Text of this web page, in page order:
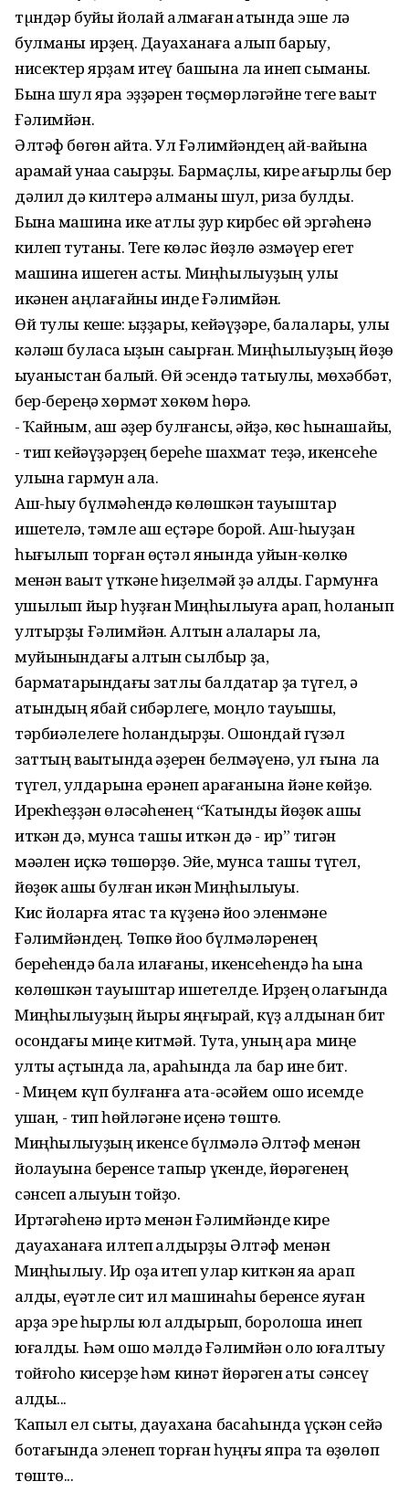
тµндәр буйы йоҡлай алмаған ҡатында эше лә
булманы ирҙең. Дауаханаға алып барыу,
нисектер ярҙам итеү башына ла инеп сыҡманы.
Бына шул яра эҙҙәрен төҫмөрләгәйне теге ваҡыт
Ғәлимйән.
Әлтәф бөгөн ҡайта. Ул Ғәлимйәндең ай-вайына
ҡарамай ҡунаҡҡа саҡырҙы. Бармаҫлыҡ, кире ҡағырлыҡ бер
дәлил дә килтерә алманы шул, риза булды.
Бына машина ике ҡатлы ҙур кирбес өй эргәһенә
килеп туҡтаны. Теге көләс йөҙлө әзмәүер егет
машина ишеген асты. Миңһылыуҙың улы
икәнен аңлағайны инде Ғәлимйән.
Өй тулы кеше: ҡыҙҙары, кейәүҙәре, балалары, улы
кәләш буласаҡ ҡыҙын саҡырған. Миңһылыуҙың йөҙө
ҡыуаныстан балҡый. Өй эсендә татыулыҡ, мөхәббәт,
бер-береңә хөрмәт хөкөм һөрә.
- Ҡайным, аш әҙер булғансы, әйҙә, көс һынашайыҡ,
- тип кейәүҙәрҙең береһе шахмат теҙә, икенсеһе
ҡулына гармун ала.
Аш-һыу бүлмәһендә көлөшкән тауыштар
ишетелә, тәмле аш еҫтәре борҡой. Аш-һыуҙан
һығылып торған өҫтәл янында уйын-көлкө
менән ваҡыт үткәне һиҙелмәй ҙә ҡалды. Гармунға
ҡушылып йыр һуҙған Миңһылыуға ҡарап, һоҡланып
ултырҙы Ғәлимйән. Алтын алҡалары ла,
муйынындағы алтын сылбыр ҙа,
бармаҡтарындағы затлы балдаҡтар ҙа түгел, ә
ҡатындың ябай сибәрлеге, моңло тауышы,
тәрбиәлелеге һоҡландырҙы. Ошондай гүзәл
заттың ваҡытында ҡәҙерен белмәүенә, ул ғына ла
түгел, ҡулдарына ерәнеп ҡарағанына йәне көйҙө.
Ирекһеҙҙән өләсәһенең “Ҡатынды йөҙөк ҡашы
иткән дә, мунса ташы иткән дә - ир” тигән
мәҡәлен иҫкә төшөрҙө. Эйе, мунса ташы түгел,
йөҙөк ҡашы булған икән Миңһылыуы.
Кис йоҡларға ятҡас та күҙенә йоҡо эленмәне
Ғәлимйәндең. Төпкө йоҡо бүлмәләренең
береһендә бала илағаны, икенсеһендә һаҡ ҡына
көлөшкән тауыштар ишетелде. Ирҙең ҡолағында
Миңһылыуҙың йыры яңғырай, күҙ алдынан бит
осондағы миңе китмәй. Туҡта, уның ҡара миңе
ҡултыҡ аҫтында ла, арҡаһында ла бар ине бит.
- Миңем күп булғанға ата-әсәйем ошо исемде
ҡушҡан, - тип һөйләгәне иҫенә төштө.
Миңһылыуҙың икенсе бүлмәлә Әлтәф менән
йоҡлауына беренсе тапҡыр үкенде, йөрәгенең
сәнсеп алыуын тойҙо.
Иртәгәһенә иртә менән Ғәлимйәнде кире
дауаханаға илтеп ҡалдырҙы Әлтәф менән
Миңһылыу. Ир оҙаҡ итеп улар киткән яҡҡа ҡарап
ҡалды, ҡеүәтле сит ил машинаһы беренсе яуған
ҡарҙа эре һырлы юл ҡалдырып, боролошҡа инеп
юғалды. Һәм ошо мәлдә Ғәлимйән оло юғалтыу
тойғоһо кисерҙе һәм кинәт йөрәген ҡаты сәнсеү
алды...
Ҡапыл ел сыҡты, дауахана баҡсаһында үҫкән сейә
ботағында эленеп торған һуңғы япраҡ та өҙөлөп
төштө...